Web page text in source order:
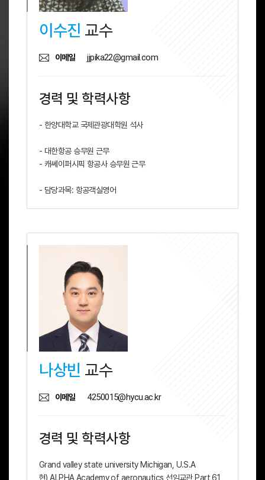
이수진 교수
이메일 jjpika22@gmail.com
경력 및 학력사항
- 한양대학교 국제관광대학원 석사
- 대한항공 승무원 근무
- 캐쎄이퍼시픽 항공사 승무원 근무
- 담당과목: 항공객실영어
나상빈 교수
이메일 4250015@hycu.ac.kr
경력 및 학력사항
Grand valley state university Michigan, U.S.A
현) ALPHA Academy of aeronautics 선임교관 Part 61